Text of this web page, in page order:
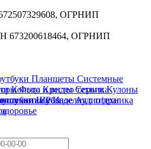
ОГРНИП
673200618464, ОГРНИП
Планшеты Системные
Фото и видео техника
техникаРазноеАудиотехника
Кольца КрестыСерьгиКулоны
Изделия с п/драг
Шубы